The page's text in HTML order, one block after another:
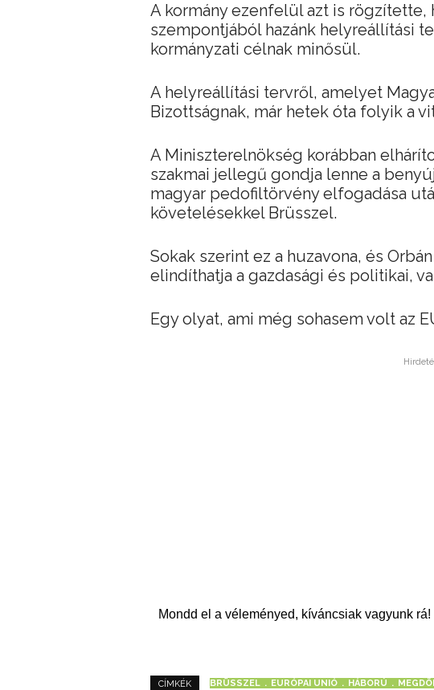
A kormány ezenfelül azt is rögzítette,
szempontjából hazánk helyreállítási
kormányzati célnak minősül.
A helyreállítási tervről, amelyet
Bizottságnak, már hetek óta folyik a
A Miniszterelnökség korábban
szakmai jellegű gondja lenne a
magyar pedofiltörvény elfogadása
követelésekkel Brüsszel.
Sokak szerint ez a huzavona, és
elindíthatja a gazdasági és politikai,
Egy olyat, ami még sohasem volt az
Mondd el a véleményed, kíváncsiak vagyunk rá!
CÍMKÉK BRÜSSZEL EURÓPAI UNIÓ HÁBORÚ